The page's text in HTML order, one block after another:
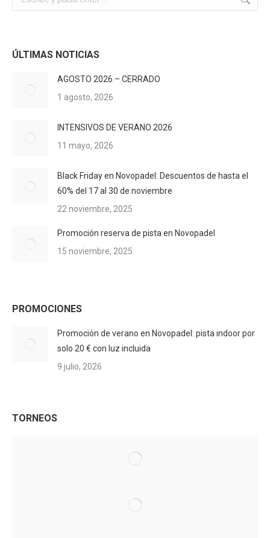
ÚLTIMAS NOTICIAS
AGOSTO 2026 – CERRADO
1 agosto, 2026
INTENSIVOS DE VERANO 2026
11 mayo, 2026
Black Friday en Novopadel: Descuentos de hasta el
60% del 17 al 30 de noviembre
22 noviembre, 2025
Promoción reserva de pista en Novopadel
15 noviembre, 2025
PROMOCIONES
Promoción de verano en Novopadel: pista indoor por
solo 20 € con luz incluida
9 julio, 2026
TORNEOS